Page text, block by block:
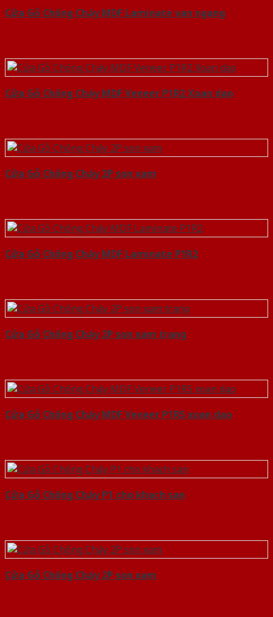
Cửa Gỗ Chống Cháy MDF Laminate van ngang
Cửa Gỗ Chống Cháy MDF Veneer P1R2 Xoan dao
Cửa Gỗ Chống Cháy 2P son xam
Cửa Gỗ Chống Cháy MDF Laminate P1R2
Cửa Gỗ Chống Cháy 2P son xam trang
Cửa Gỗ Chống Cháy MDF Veneer P1R5 xoan dao
Cửa Gỗ Chống Cháy P1 cho khach san
Cửa Gỗ Chống Cháy 2P son xam